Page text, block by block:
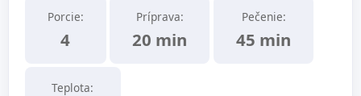
Porcie:
4
Príprava:
20 min
Pečenie:
45 min
Teplota: